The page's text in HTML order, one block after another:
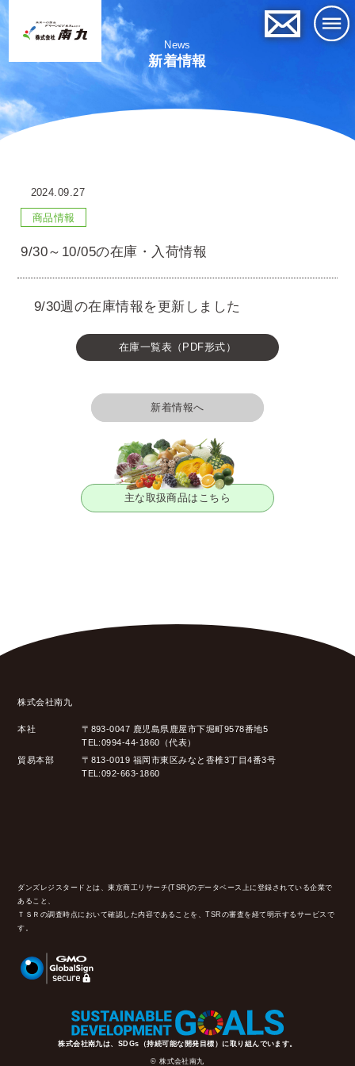
News
新着情報
2024.09.27
商品情報
9/30～10/05の在庫・入荷情報
9/30週の在庫情報を更新しました
在庫一覧表（PDF形式）
新着情報へ
主な取扱商品はこちら
株式会社南九
本社
〒893-0047 鹿児島県鹿屋市下堀町9578番地5
TEL:0994-44-1860（代表）
貿易本部
〒813-0019 福岡市東区みなと香椎3丁目4番3号
TEL:092-663-1860
ダンズレジスタードとは、東京商工リサーチ(TSR)のデータベース上に登録されている企業で
あること、
ＴＳＲの調査時点において確認した内容であることを、TSRの審査を経て明示するサービスで
す。
株式会社南九は、SDGs（持続可能な開発目標）に取り組んでいます。
© 株式会社南九